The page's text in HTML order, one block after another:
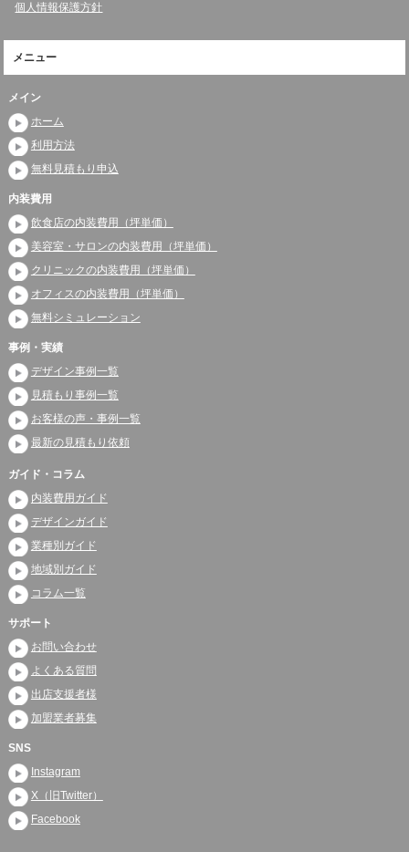
個人情報保護方針
メニュー
メイン
ホーム
利用方法
無料見積もり申込
内装費用
飲食店の内装費用（坪単価）
美容室・サロンの内装費用（坪単価）
クリニックの内装費用（坪単価）
オフィスの内装費用（坪単価）
無料シミュレーション
事例・実績
デザイン事例一覧
見積もり事例一覧
お客様の声・事例一覧
最新の見積もり依頼
ガイド・コラム
内装費用ガイド
デザインガイド
業種別ガイド
地域別ガイド
コラム一覧
サポート
お問い合わせ
よくある質問
出店支援者様
加盟業者募集
SNS
Instagram
X（旧Twitter）
Facebook